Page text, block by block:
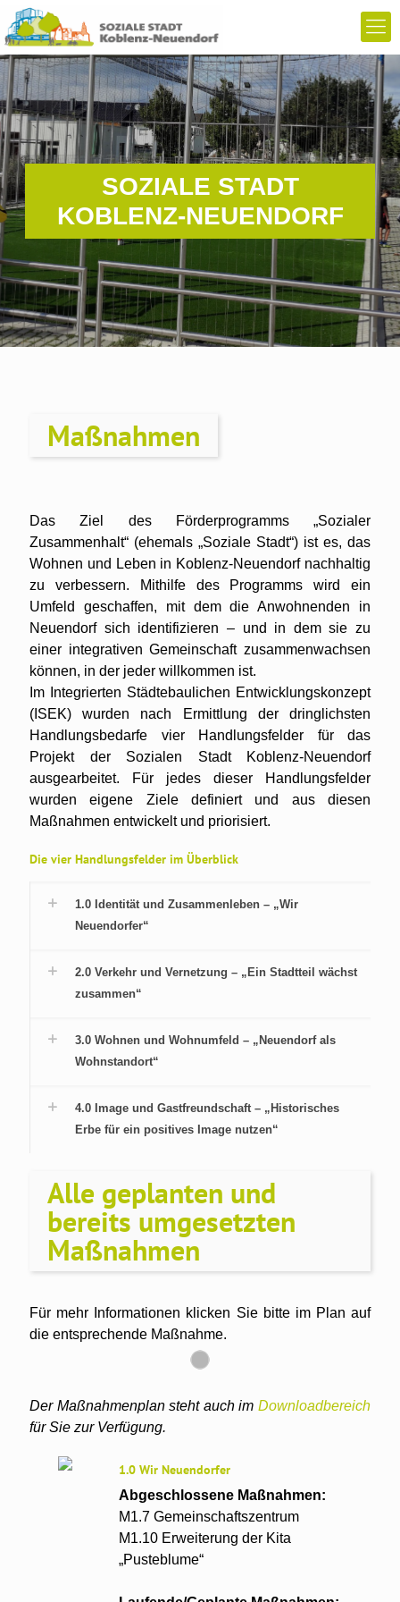
SOZIALE STADT
KOBLENZ-NEUENDORF
Maßnahmen
Das Ziel des Förderprogramms „Sozialer
Zusammenhalt“ (ehemals „Soziale Stadt“) ist es, das
Wohnen und Leben in Koblenz-Neuendorf nachhaltig
zu verbessern. Mithilfe des Programms wird ein
Umfeld geschaffen, mit dem die Anwohnenden in
Neuendorf sich identifizieren – und in dem sie zu
einer integrativen Gemeinschaft zusammenwachsen
können, in der jeder willkommen ist.
Im Integrierten Städtebaulichen Entwicklungskonzept
(ISEK) wurden nach Ermittlung der dringlichsten
Handlungsbedarfe vier Handlungsfelder für das
Projekt der Sozialen Stadt Koblenz-Neuendorf
ausgearbeitet. Für jedes dieser Handlungsfelder
wurden eigene Ziele definiert und aus diesen
Maßnahmen entwickelt und priorisiert.
Die vier Handlungsfelder im Überblick
1.0 Identität und Zusammenleben – „Wir
Neuendorfer“
2.0 Verkehr und Vernetzung – „Ein Stadtteil wächst
zusammen“
3.0 Wohnen und Wohnumfeld – „Neuendorf als
Wohnstandort“
4.0 Image und Gastfreundschaft – „Historisches
Erbe für ein positives Image nutzen“
Alle geplanten und
bereits umgesetzten
Maßnahmen
Für mehr Informationen klicken Sie bitte im Plan auf
die entsprechende Maßnahme.
Der Maßnahmenplan steht auch im Downloadbereich
für Sie zur Verfügung.
1.0 Wir Neuendorfer
Abgeschlossene Maßnahmen:
M1.7 Gemeinschaftszentrum
M1.10 Erweiterung der Kita
„Pusteblume“